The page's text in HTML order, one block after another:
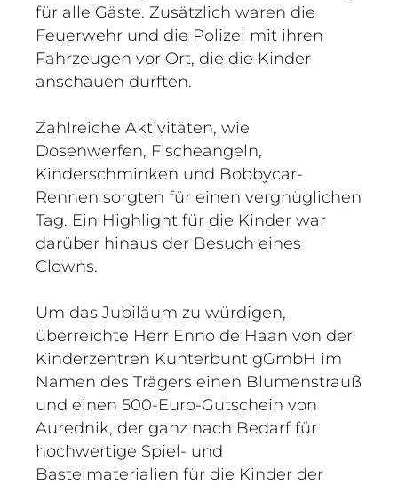
für alle Gäste. Zusätzlich waren die
Feuerwehr und die Polizei mit ihren
Fahrzeugen vor Ort, die die Kinder
anschauen durften.
Zahlreiche Aktivitäten, wie
Dosenwerfen, Fischeangeln,
Kinderschminken und Bobbycar-
Rennen sorgten für einen vergnüglichen
Tag. Ein Highlight für die Kinder war
darüber hinaus der Besuch eines
Clowns.
Um das Jubiläum zu würdigen,
überreichte Herr Enno de Haan von der
Kinderzentren Kunterbunt gGmbH im
Namen des Trägers einen Blumenstrauß
und einen 500-Euro-Gutschein von
Aurednik, der ganz nach Bedarf für
hochwertige Spiel- und
Bastelmaterialien für die Kinder der